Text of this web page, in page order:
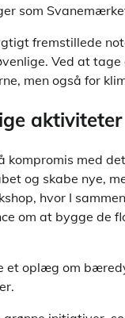
som
fremstillede
Ved at
men også for
aktiviteter
med
og skabe nye,
hvor I
om at bygge de
oplæg om